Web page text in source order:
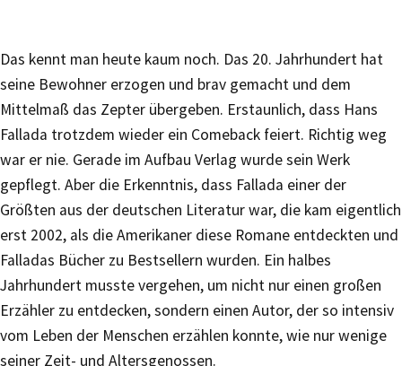
Das kennt man heute kaum noch. Das 20. Jahrhundert hat
seine Bewohner erzogen und brav gemacht und dem
Mittelmaß das Zepter übergeben. Erstaunlich, dass Hans
Fallada trotzdem wieder ein Comeback feiert. Richtig weg
war er nie. Gerade im Aufbau Verlag wurde sein Werk
gepflegt. Aber die Erkenntnis, dass Fallada einer der
Größten aus der deutschen Literatur war, die kam eigentlich
erst 2002, als die Amerikaner diese Romane entdeckten und
Falladas Bücher zu Bestsellern wurden. Ein halbes
Jahrhundert musste vergehen, um nicht nur einen großen
Erzähler zu entdecken, sondern einen Autor, der so intensiv
vom Leben der Menschen erzählen konnte, wie nur wenige
seiner Zeit- und Altersgenossen.